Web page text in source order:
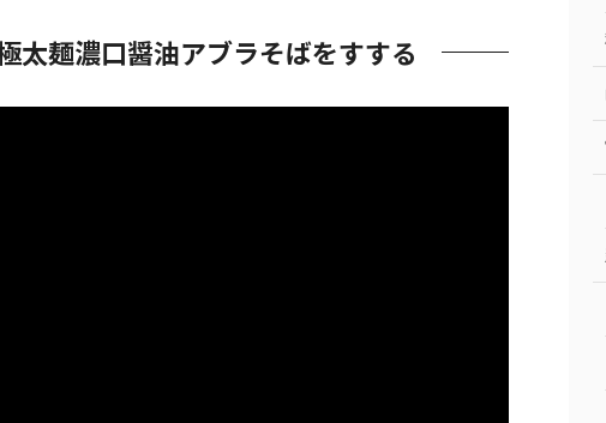
太麺濃口醤油アブラそばをすする